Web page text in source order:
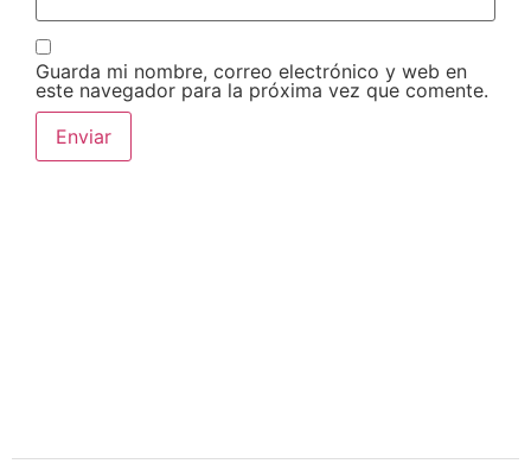
Guarda mi nombre, correo electrónico y web en
este navegador para la próxima vez que comente.